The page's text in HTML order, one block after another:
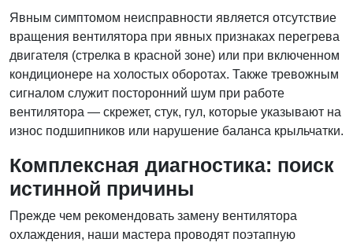
Явным симптомом неисправности является отсутствие
вращения вентилятора при явных признаках перегрева
двигателя (стрелка в красной зоне) или при включенном
кондиционере на холостых оборотах. Также тревожным
сигналом служит посторонний шум при работе
вентилятора — скрежет, стук, гул, которые указывают на
износ подшипников или нарушение баланса крыльчатки.
Комплексная диагностика: поиск
истинной причины
Прежде чем рекомендовать замену вентилятора
охлаждения, наши мастера проводят поэтапную